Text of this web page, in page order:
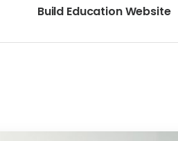
Build Education Website